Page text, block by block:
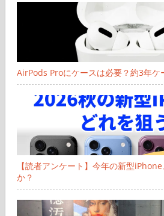
AirPods Proにケースは必要？約3年ケ
【読者アンケート】今年の新型
か？